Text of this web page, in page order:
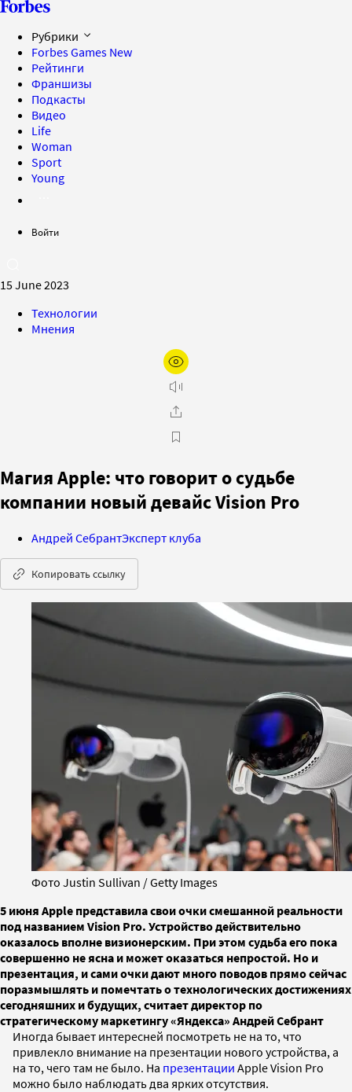
Рубрики
Forbes Games New
Рейтинги
Франшизы
Подкасты
Видео
Life
Woman
Sport
Young
Войти
15 June 2023
Технологии
Мнения
Магия Apple: что говорит о судьбе
компании новый девайс Vision Pro
Андрей СебрантЭксперт клуба
Копировать ссылку
Фото Justin Sullivan / Getty Images
5 июня Apple представила свои очки смешанной реальности
под названием Vision Pro. Устройство действительно
оказалось вполне визионерским. При этом судьба его пока
совершенно не ясна и может оказаться непростой. Но и
презентация, и сами очки дают много поводов прямо сейчас
поразмышлять и помечтать о технологических достижениях
сегодняшних и будущих, считает директор по
стратегическому маркетингу «Яндекса» Андрей Себрант
Иногда бывает интересней посмотреть не на то, что
привлекло внимание на презентации нового устройства, а
на то, чего там не было. На презентации Apple Vision Pro
можно было наблюдать два ярких отсутствия.